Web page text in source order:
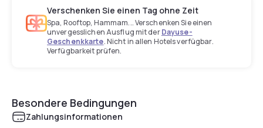
Verschenken Sie einen Tag ohne Zeit
Spa, Rooftop, Hammam... Verschenken Sie einen
unvergesslichen Ausflug mit derDayuse-
Geschenkkarte. Nicht in allen Hotels verfügbar.
Verfügbarkeit prüfen.
Besondere Bedingungen
Zahlungsinformationen